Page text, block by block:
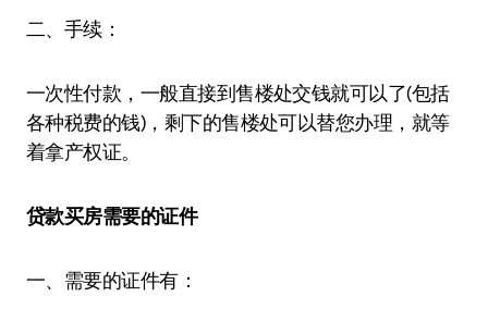
二、手续：
一次性付款，一般直接到售楼处交钱就可以了(包括
各种税费的钱)，剩下的售楼处可以替您办理，就等
着拿产权证。
贷款买房需要的证件
一、需要的证件有：